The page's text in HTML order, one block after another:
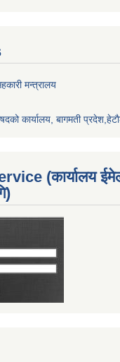
मन्त्रालय
कार्यालय, बागमती
(कार्यालय